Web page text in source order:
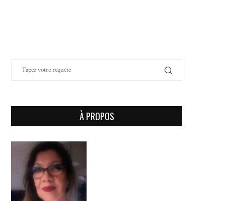
À PROPOS